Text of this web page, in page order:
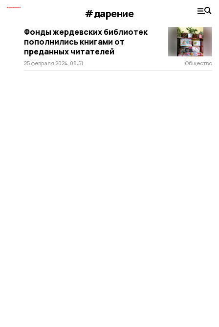
#дарение
Фонды жердевских библиотек
пополнились книгами от
преданных читателей
25 февраля 2024, 08:51 Общество